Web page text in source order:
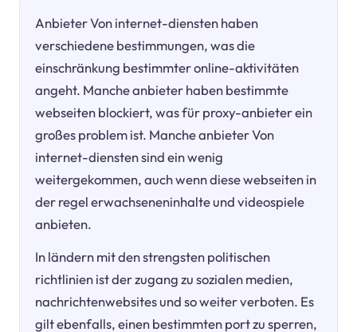
Anbieter Von internet-diensten haben
verschiedene bestimmungen, was die
einschränkung bestimmter online-aktivitäten
angeht. Manche anbieter haben bestimmte
webseiten blockiert, was für proxy-anbieter ein
großes problem ist. Manche anbieter Von
internet-diensten sind ein wenig
weitergekommen, auch wenn diese webseiten in
der regel erwachseneninhalte und videospiele
anbieten.
In ländern mit den strengsten politischen
richtlinien ist der zugang zu sozialen medien,
nachrichtenwebsites und so weiter verboten. Es
gilt ebenfalls, einen bestimmten port zu sperren,